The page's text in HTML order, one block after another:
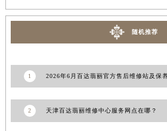
随机推荐
1
2 天津百达翡丽维修中心服务网点在哪？